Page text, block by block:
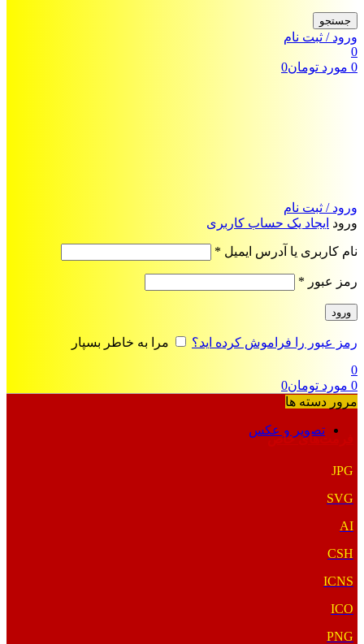
جستجو
ورود / ثبت نام
0
0 مورد تومان0
ورود / ثبت نام
ورود ایجاد یک حساب کاربری
نام کاربری یا آدرس ایمیل *
رمز عبور *
ورود
رمز عبور را فراموش کرده اید؟
مرا به خاطر بسپار
0
0 مورد تومان0
مرور دسته ها
تصویر و عکس
فرمت‌های خاص
JPG
SVG
AI
CSH
ICNS
ICO
PNG